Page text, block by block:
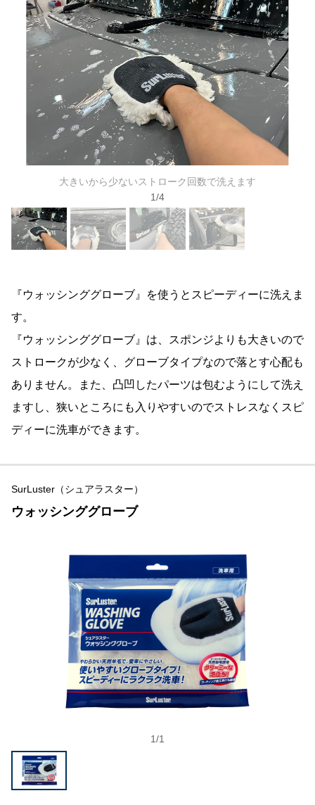
大きいから少ないストローク回数で洗えます
1/4
『ウォッシンググローブ』を使うとスピーディーに洗えま
す。
『ウォッシンググローブ』は、スポンジよりも大きいので
ストロークが少なく、グローブタイプなので落とす心配も
ありません。また、凸凹したパーツは包むようにして洗え
ますし、狭いところにも入りやすいのでストレスなくスピ
ディーに洗車ができます。
SurLuster（シュアラスター）
ウォッシンググローブ
1/1